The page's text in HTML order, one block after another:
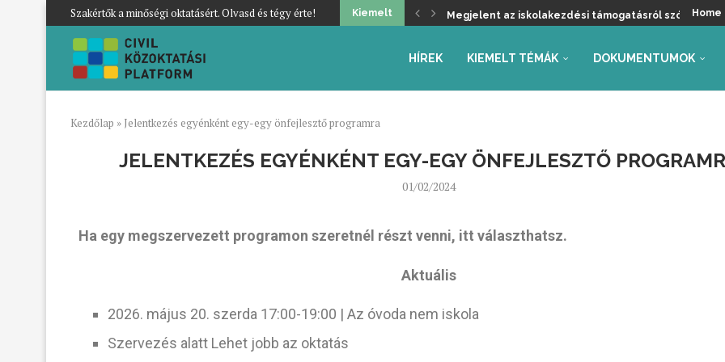
Szakértők a minőségi oktatásért. Olvasd és tégy érte! Kiemelt Megjelent az iskolakezdési támogatásról szóló Home
HÍREK KIEMELT TÉMÁK DOKUMENTUMOK
Kezdőlap » Jelentkezés egyénként egy-egy önfejlesztő programra
JELENTKEZÉS EGYÉNKÉNT EGY-EGY ÖNFEJLESZTŐ
01/02/2024
Ha egy megszervezett programon szeretnél részt venni, itt választhatsz.
Aktuális
2026. május 20. szerda 17:00-19:00 | Az óvoda nem iskola
Szervezés alatt Lehet jobb az oktatás